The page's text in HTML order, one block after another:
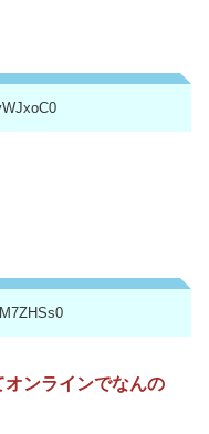
ンラインでなんの